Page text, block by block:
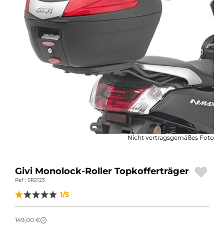
MOTORRADTEILE UND WERKZEUGE
MOTORRADGEPÄCK
SPORTBEKLEIDUNG
SPEZIELLE ANGEBOTE UND SONDERAKTIONEN
GESCHENKKARTEN
ÄNDERN
Nicht vertragsgemäßes Foto
Givi Monolock-Roller Topkofferträger
Ref : SR2123
1/5
149,00 € ?